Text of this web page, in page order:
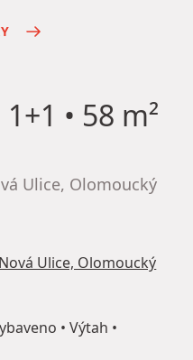
1+1 • 58 m²
Ulice, Olomoucký
Ulice, Olomoucký
• Výtah •